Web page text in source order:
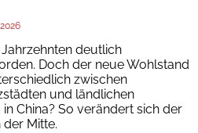
deutlich
Doch der neue Wohlstand
zwischen
und ländlichen
China? So verändert sich der
Mitte.